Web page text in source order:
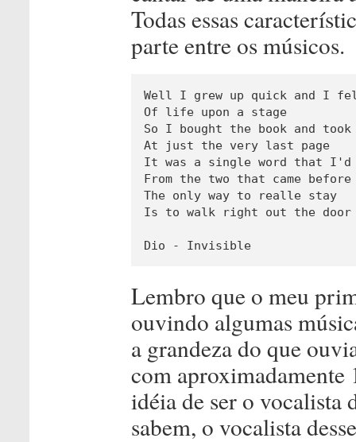
Todas essas
parte entre os músicos.
Well I grew up quick and I
Of life upon a stage
So I bought the book and
At just the very last page
It was a single word that I'd
From the two that came before
The only way to realle stay
Is to walk right out the door
Dio - Invisible
Lembro que o meu
ouvindo algumas
a grandeza do que
com aproximadamente
idéia de ser o vocalista
sabem, o vocalista